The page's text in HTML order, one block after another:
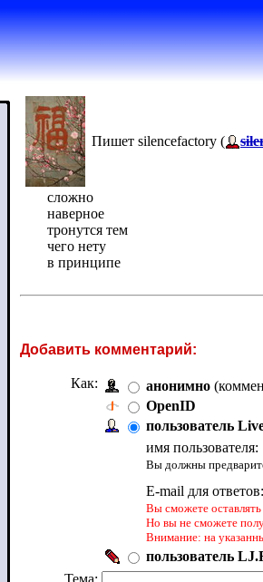
Пишет silencefactory (
сложно
наверное
тронутся тем
чего нету
в принципе
Добавить комментарий:
Как: анонимно
OpenID
пользователь
имя пользователя:
Вы должны
E-mail для
Вы сможете
Но вы не сможете
Внимание: на
пользователь
Тема: